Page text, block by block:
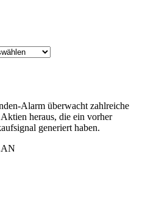
Alarm überwacht zahlreiche
heraus, die ein vorher
generiert haben.